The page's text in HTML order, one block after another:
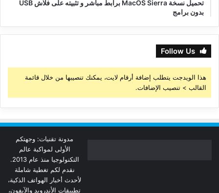
تحميل نسخة MacOS Sierra برابط مباشر و تثبيته على فلاش USB
بدون برامج
Follow Us
هذا الويدجت يتطلب إضافة أرقام لايت، يمكنك تنصيبها من خلال قائمة
القالب > تنصيب الإضافات.
مدونة تقنيات: وجهتكم
الأولى لمواكبة عالم
التكنولوجيا منذ عام 2013.
نقدم لكم تغطية شاملة
لأحدث أخبار الهواتف الذكية،
تطبيقات الأندرويد والآيفون،